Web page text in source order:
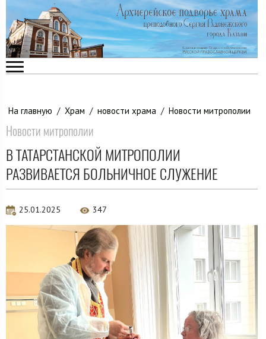
На главную / Храм / новости храма / Новости митрополии
Новости митрополии
В ТАТАРСТАНСКОЙ МИТРОПОЛИИ
РАЗВИВАЕТСЯ БОЛЬНИЧНОЕ СЛУЖЕНИЕ
25.01.2025 347